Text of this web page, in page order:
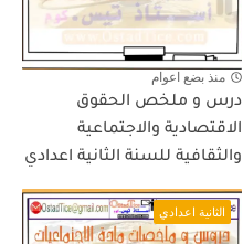
منذ بضع اعوام
درس و ملخص الحقوق
الاقتصادية والاجتماعية
والثقافية للسنة الثانية اعدادي
الثانية اعدادي